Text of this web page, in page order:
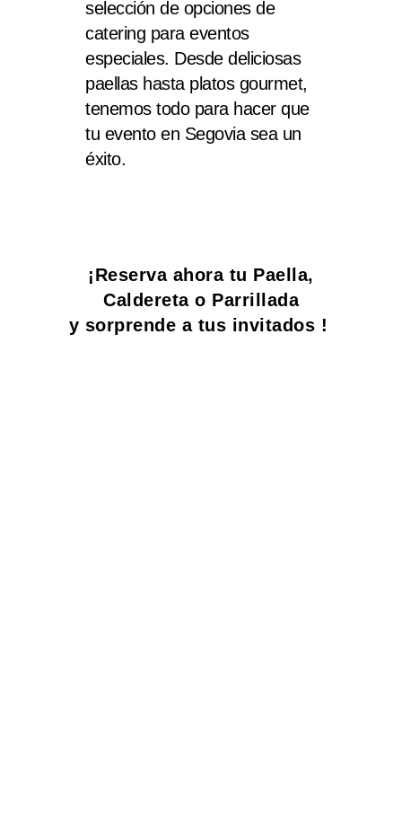
selección de opciones de
catering para eventos
especiales. Desde deliciosas
paellas hasta platos gourmet,
tenemos todo para hacer que
tu evento en Segovia sea un
éxito.
¡Reserva ahora tu Paella,
Caldereta o Parrillada
y sorprende a tus invitados !